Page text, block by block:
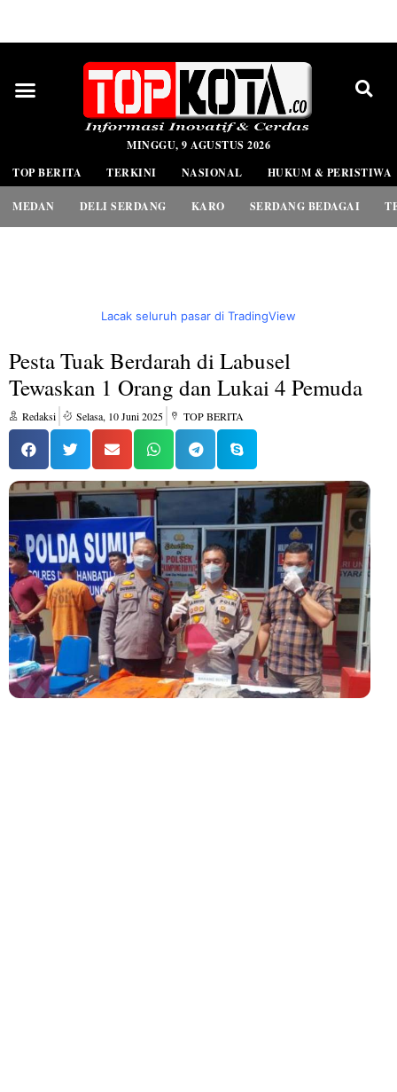
MINGGU, 9 AGUSTUS 2026
TOP BERITA
TERKINI NASIONAL HUKUM & PERISTIWA
MEDAN DELI SERDANG KARO SERDANG BEDAGAI
Lacak seluruh pasar di TradingView
Pesta Tuak Berdarah di Labusel
Tewaskan 1 Orang dan Lukai 4 Pemuda
Redaksi Selasa, 10 Juni 2025 TOP BERITA